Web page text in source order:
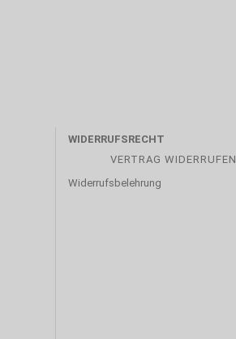
WIDERRUFSRECHT
VERTRAG WIDERRUFEN
Widerrufsbelehrung